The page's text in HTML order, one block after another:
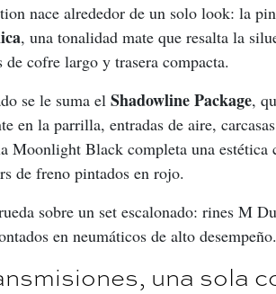
nace alrededor de un solo look: la
, una tonalidad mate que resalta la
de cofre largo y trasera compacta.
se le suma el Shadowline Package,
en la parrilla, entradas de aire,
Moonlight Black completa una
de freno pintados en rojo.
sobre un set escalonado: rines M
en neumáticos de alto desempeño.
una sola